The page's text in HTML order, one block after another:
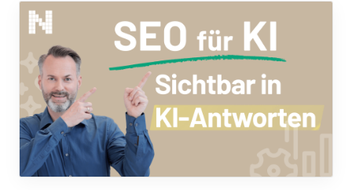
Mit dem Aufruf des Videos erklären Sie sich
einverstanden, dass Ihre Daten an YouTube
übermittelt werden und Sie die
Datenschutzerklärung